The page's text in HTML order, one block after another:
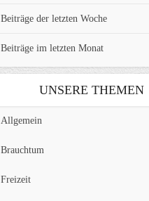
Beiträge der letzten Woche
Beiträge im letzten Monat
UNSERE THEMEN
Allgemein
Brauchtum
Freizeit